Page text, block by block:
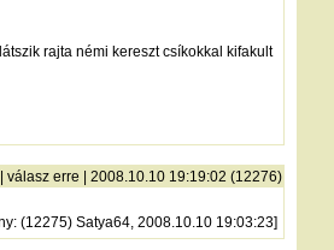
rajta némi kereszt csíkokkal kifakult
válasz erre | 2008.10.10 19:19:02 (12276)
: (12275) Satya64, 2008.10.10 19:03:23]